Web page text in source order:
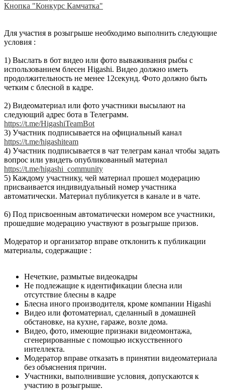
Кнопка "Конкурс Камчатка"
Для участия в розыгрыше необходимо выполнить следующие
условия :
1) Выслать в бот видео или фото вываживания рыбы с
использованием блесен Higashi. Видео должно иметь
продолжительность не менее 12секунд. Фото должно быть
четким с блесной в кадре.
2) Видеоматериал или фото участники высылают на
следующий адрес бота в Телеграмм.
https://t.me/HigashiTeamBot
3) Участник подписывается на официальный канал
https://t.me/higashiteam
4) Участник подписывается в чат телеграм канал чтобы задать
вопрос или увидеть опубликованный материал
https://t.me/higashi_community
5) Каждому участнику, чей материал прошел модерацию
присваивается индивидуальный номер участника
автоматически. Материал публикуется в канале и в чате.
6) Под присвоенным автоматически номером все участники,
прошедшие модерацию участвуют в розыгрыше призов.
Модератор и организатор вправе отклонить к публикации
материалы, содержащие :
Нечеткие, размытые видеокадры
Не подлежащие к идентификации блесна или
отсутствие блесны в кадре
Блесна иного производителя, кроме компании Higashi
Видео или фотоматериал, сделанный в домашней
обстановке, на кухне, гараже, возле дома.
Видео, фото, имеющие признаки видеомонтажа,
сгенерированные с помощью искусственного
интеллекта.
Модератор вправе отказать в принятии видеоматериала
без объяснения причин.
Участники, выполнившие условия, допускаются к
участию в розыгрыше.